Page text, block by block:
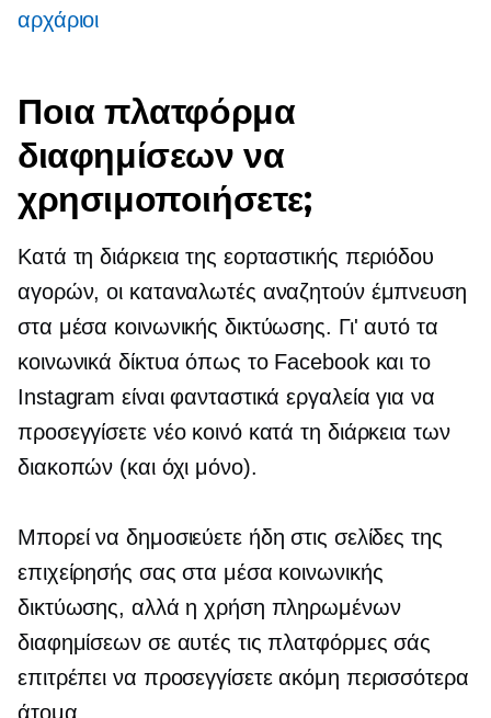
αρχάριοι
Ποια πλατφόρμα
διαφημίσεων να
χρησιμοποιήσετε;
Κατά τη διάρκεια της εορταστικής περιόδου
αγορών, οι καταναλωτές αναζητούν έμπνευση
στα μέσα κοινωνικής δικτύωσης. Γι' αυτό τα
κοινωνικά δίκτυα όπως το Facebook και το
Instagram είναι φανταστικά εργαλεία για να
προσεγγίσετε νέο κοινό κατά τη διάρκεια των
διακοπών (και όχι μόνο).
Μπορεί να δημοσιεύετε ήδη στις σελίδες της
επιχείρησής σας στα μέσα κοινωνικής
δικτύωσης, αλλά η χρήση πληρωμένων
διαφημίσεων σε αυτές τις πλατφόρμες σάς
επιτρέπει να προσεγγίσετε ακόμη περισσότερα
άτομα.